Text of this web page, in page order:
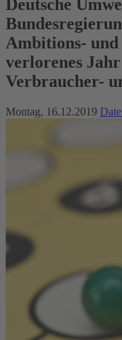
Deutsche
Ambitions-
verlorenes
Verbraucher-
Montag, 16.12.2019